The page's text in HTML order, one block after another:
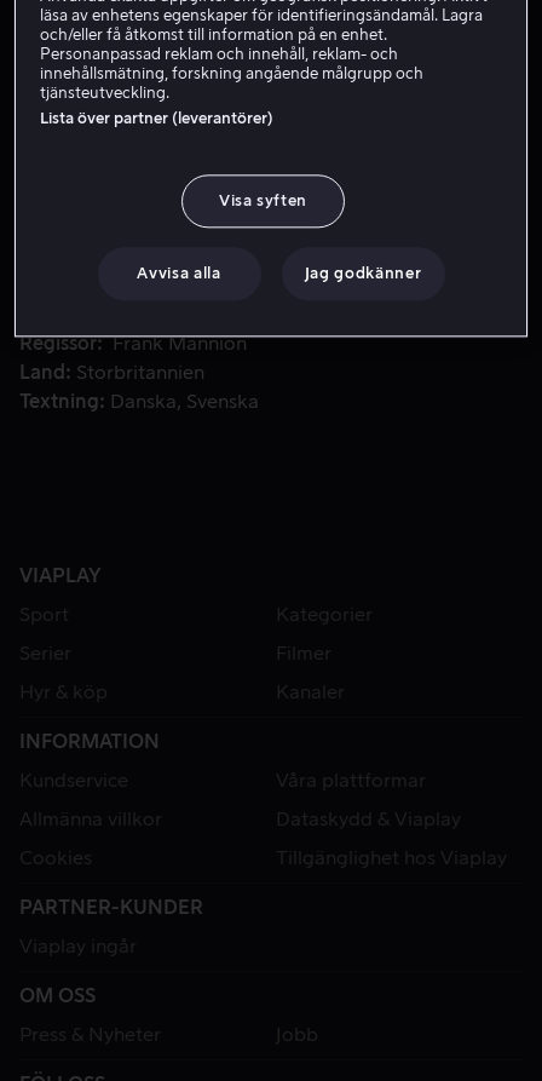
Hyr 49 kr
glädjen och nöjet att njuta av champagne och engelskt
mousserande vin - och vilken av dessa uppfanns
Regissör
Frank Mannion
Land
Storbritannien
Textning
Danska Svenska
VIAPLAY
Sport
Kategorier
Serier
Filmer
Hyr & köp
Kanaler
INFORMATION
Kundservice
Våra plattformar
Allmänna villkor
Dataskydd & Viaplay
Cookies
Tillgänglighet hos Viaplay
PARTNER-KUNDER
Viaplay ingår
OM OSS
Press & Nyheter
Jobb
läsa av enhetens egenskaper för identifieringsändamål. Lagra
och/eller få åtkomst till information på en enhet.
Personanpassad reklam och innehåll, reklam- och
innehållsmätning, forskning angående målgrupp och
tjänsteutveckling.
Lista över partner (leverantörer)
Visa syften
Avvisa alla Jag godkänner